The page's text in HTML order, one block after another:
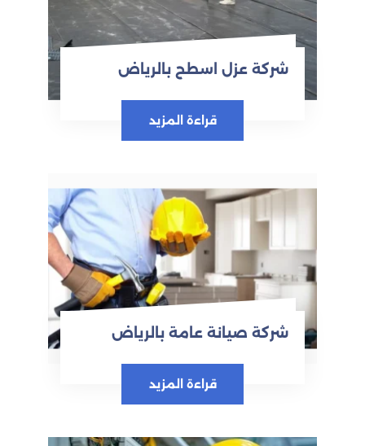
شركة عزل اسطح بالرياض
قراءة المزيد
شركة صيانة عامة بالرياض
قراءة المزيد